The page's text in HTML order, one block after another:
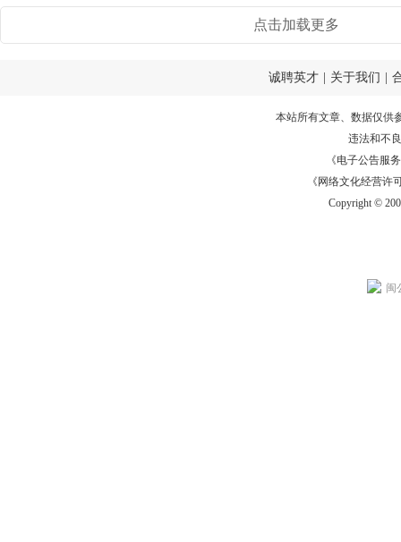
点击加载更多
诚聘英才 关于我们
本站所有文章、数据仅供
违法和不
《电子公告服务
《网络文化经营许
Copyright ©
闽